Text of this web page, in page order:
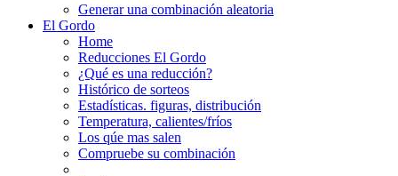
Generar una combinación aleatoria
El Gordo
Home
Reducciones El Gordo
¿Qué es una reducción?
Histórico de sorteos
Estadísticas. figuras, distribución
Temperatura, calientes/fríos
Los qúe mas salen
Compruebe su combinación